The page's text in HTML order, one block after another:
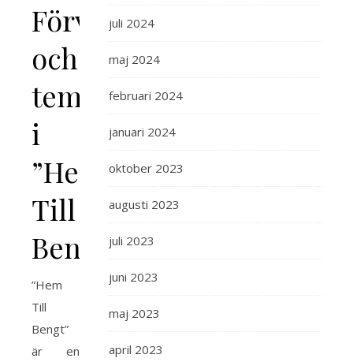
Förväntningar
och
teman
i
”Hem
Till
Bengt”
”Hem
Till
Bengt”
är en
juli 2024
maj 2024
februari 2024
januari 2024
oktober 2023
augusti 2023
juli 2023
juni 2023
maj 2023
april 2023